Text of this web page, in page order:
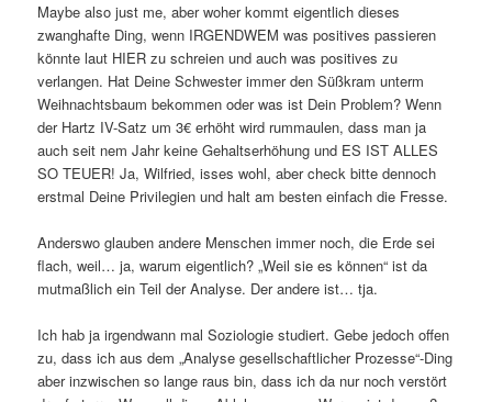
Maybe also just me, aber woher kommt eigentlich dieses
zwanghafte Ding, wenn IRGENDWEM was positives passieren
könnte laut HIER zu schreien und auch was positives zu
verlangen. Hat Deine Schwester immer den Süßkram unterm
Weihnachtsbaum bekommen oder was ist Dein Problem? Wenn
der Hartz IV-Satz um 3€ erhöht wird rummaulen, dass man ja
auch seit nem Jahr keine Gehaltserhöhung und ES IST ALLES
SO TEUER! Ja, Wilfried, isses wohl, aber check bitte dennoch
erstmal Deine Privilegien und halt am besten einfach die Fresse.
Anderswo glauben andere Menschen immer noch, die Erde sei
flach, weil… ja, warum eigentlich? „Weil sie es können“ ist da
mutmaßlich ein Teil der Analyse. Der andere ist… tja.
Ich hab ja irgendwann mal Soziologie studiert. Gebe jedoch offen
zu, dass ich aus dem „Analyse gesellschaftlicher Prozesse“-Ding
aber inzwischen so lange raus bin, dass ich da nur noch verstört